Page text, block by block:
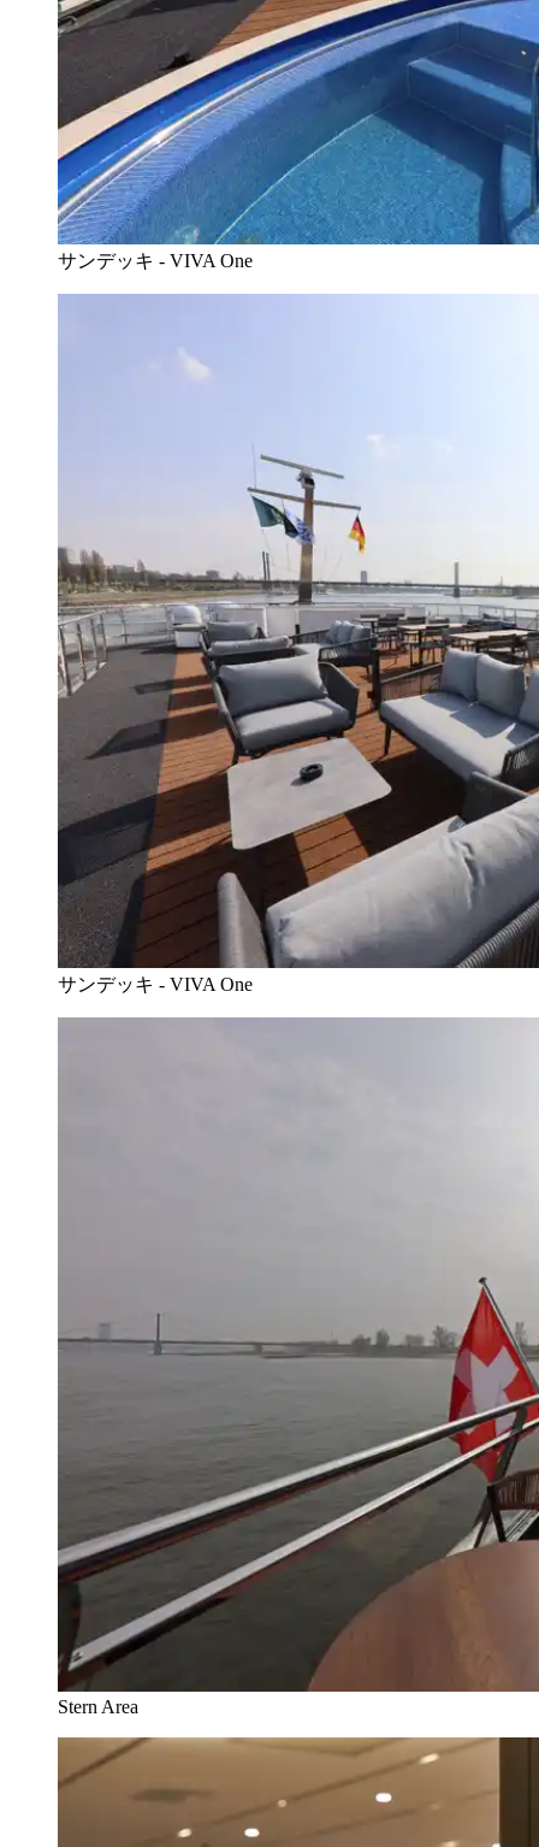
サンデッキ - VIVA One
サンデッキ - VIVA One
Stern Area